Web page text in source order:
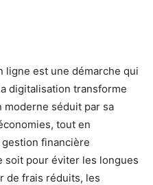
ligne est une démarche qui
digitalisation transforme
moderne séduit par sa
tout en
gestion financière
soit pour éviter les longues
de frais réduits, les